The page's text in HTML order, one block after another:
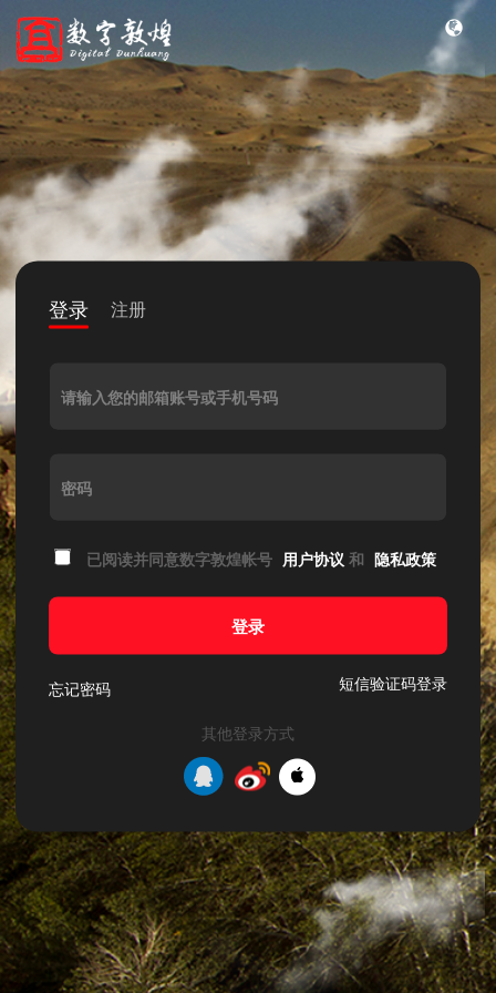
登录 注册
请输入您的邮箱账号或手机号码
密码
已阅读并同意数字敦煌帐号 用户协议 和 隐私政策
登录
忘记密码 短信验证码登录
其他登录方式